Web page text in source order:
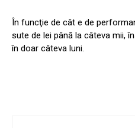
În funcţie de cât e de
sute de lei până la câteva mii,
în doar câteva luni.